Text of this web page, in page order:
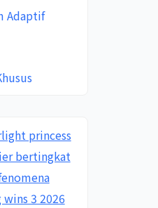
Adaptif
princess
bertingkat
3 2026